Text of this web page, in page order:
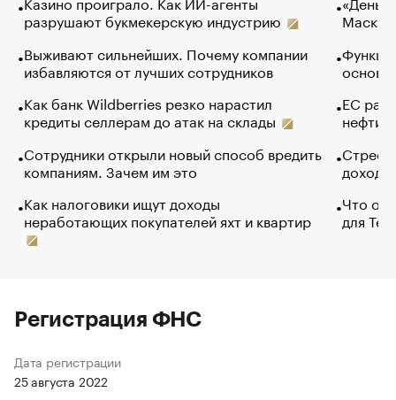
разрушают букмекерскую индустрию
Выживают сильнейших. Почему компании
избавляются от лучших сотрудников
Как банк Wildberries резко нарастил
кредиты селлерам до атак на склады
Сотрудники открыли новый способ вредить
компаниям. Зачем им это
Как налоговики ищут доходы
неработающих покупателей яхт и квартир
Маск в
основ
ЕС
нефти
Что
для
Регистрация ФНС
Дата регистрации
25 августа 2022